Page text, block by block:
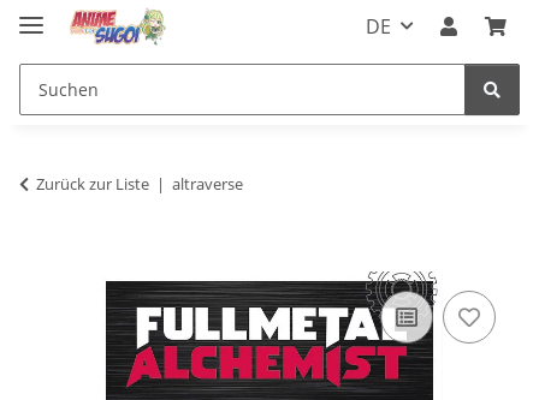
DE
Zurück zur Liste altraverse